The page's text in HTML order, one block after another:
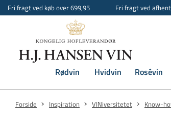
Fri fragt ved køb over 699,95 Fri fragt ved
Rødvin Hvidvin Rosévin
Forside Inspiration VINiversitetet Know-